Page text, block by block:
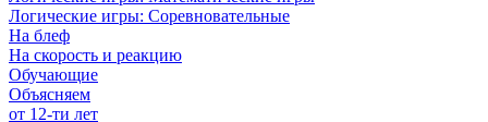
Логические игры: Соревновательные
На блеф
На скорость и реакцию
Обучающие
Объясняем
от 12-ти лет